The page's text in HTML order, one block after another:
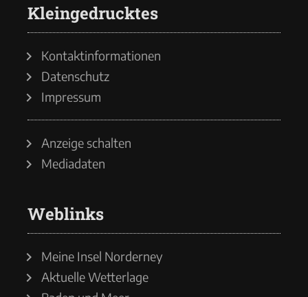
Kleingedrucktes
Kontaktinformationen
Datenschutz
Impressum
Anzeige schalten
Mediadaten
Weblinks
Meine Insel Norderney
Aktuelle Wetterlage